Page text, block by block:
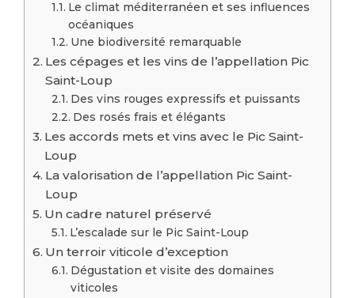
Le climat méditerranéen et ses influences
océaniques
Une biodiversité remarquable
Les cépages et les vins de l’appellation Pic
Saint-Loup
Des vins rouges expressifs et puissants
Des rosés frais et élégants
Les accords mets et vins avec le Pic Saint-
Loup
La valorisation de l’appellation Pic Saint-
Loup
Un cadre naturel préservé
L’escalade sur le Pic Saint-Loup
Un terroir viticole d’exception
Dégustation et visite des domaines
viticoles